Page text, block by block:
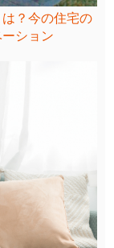
？今の住宅の
ション